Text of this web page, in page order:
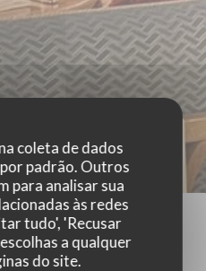
coleta de dados
padrão. Outros
para analisar sua
às redes
tudo', 'Recusar
a qualquer
do site.